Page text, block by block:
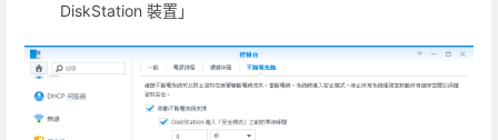
DiskStation 裝置」